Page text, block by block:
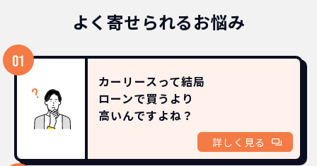
よく寄せられるお悩み
カーリースって結局
ローンで買うより
高いんですよね？
詳しく見る